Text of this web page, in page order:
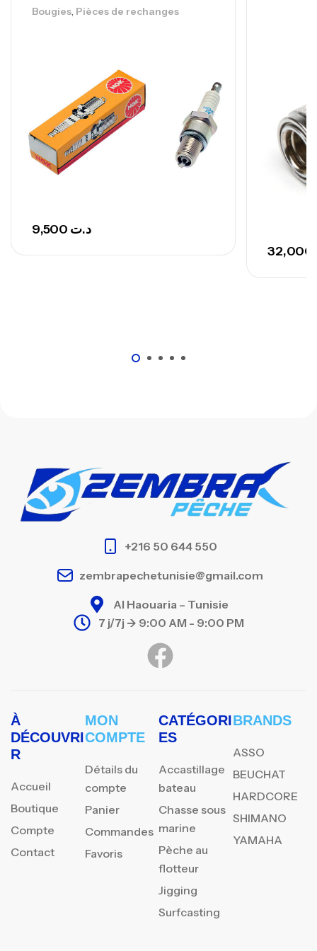
Cannes,Surfcasting
د.ت748,000
د.ت673,000
Bougies, Pièces de rechanges
د.ت
+216 50 644 550
zembrapechetunisie@gmail.com
Al Haouaria – Tunisie
7 j/7j -> 9:00 AM - 9:00 PM
À
DÉCOUVRI
R
Accueil
Boutique
Compte
Contact
MON
COMPTE
Détails du
compte
Panier
Commandes
Favoris
CATÉGORI
ES
Accastillage
bateau
Chasse sous
marine
Pèche au
flotteur
Jigging
Surfcasting
BRANDS
ASSO
BEUCHAT
HARDCORE
SHIMANO
YAMAHA